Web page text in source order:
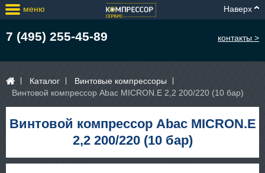
меню Наверх
7 (495) 255-45-89 контакты >
Каталог
Винтовые компрессоры
Винтовой компрессор Abac MICRON.E 2,2 200/220 (10 бар)
Винтовой компрессор Abac MICRON.E
2,2 200/220 (10 бар)